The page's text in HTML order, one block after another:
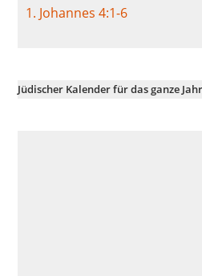
1. Johannes 4:1-6
Jüdischer Kalender für das ganze Jahr